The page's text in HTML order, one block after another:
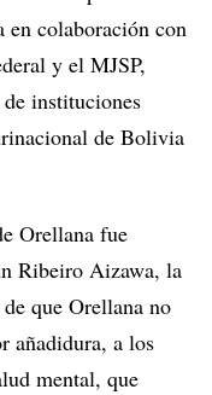
colaboración con
y el MJSP,
instituciones
de Bolivia
Orellana fue
Ribeiro Aizawa, la
que Orellana no
añadidura, a los
mental, que